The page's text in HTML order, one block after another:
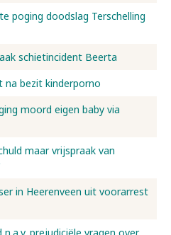
poging doodslag Terschelling
schietincident Beerta
na bezit kinderporno
moord eigen baby via
maar vrijspraak van
in Heerenveen uit voorarrest